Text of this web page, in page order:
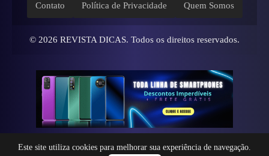
Contato Política de Privacidade Quem Somos
© 2026 REVISTA DICAS. Todos os direitos reservados.
Este site utiliza cookies para melhorar sua experiência de navegação.